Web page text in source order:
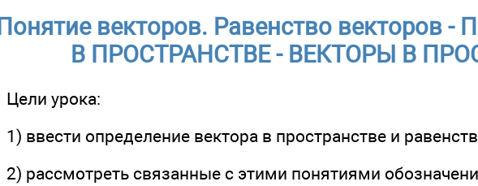
Понятие векторов. Равенство векторов
В ПРОСТРАНСТВЕ - ВЕКТОРЫ В
Цели урока:
1) ввести определение вектора в пространстве и
2) рассмотреть связанные с этими понятиями